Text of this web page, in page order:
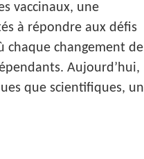
vaccinaux, une
à répondre aux défis
chaque changement de
Aujourd’hui,
que scientifiques, un